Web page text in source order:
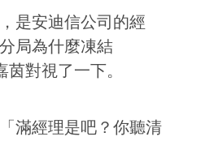
是安迪信公司的經
局為什麼凍結
對視了一下。
滿經理是吧？你聽清